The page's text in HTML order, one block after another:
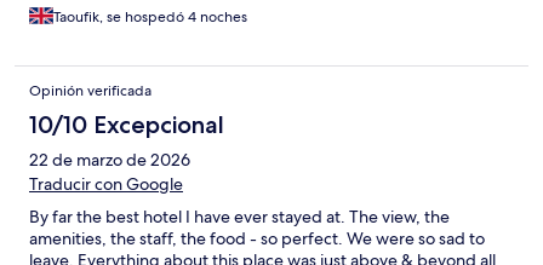
Taoufik, se hospedó 4 noches
Opinión verificada
10/10 Excepcional
22 de marzo de 2026
Traducir con Google
By far the best hotel I have ever stayed at. The view, the
amenities, the staff, the food - so perfect. We were so sad to
leave. Everything about this place was just above & beyond all